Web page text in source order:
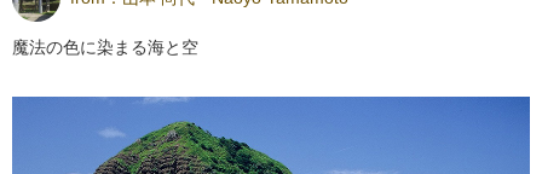
魔法の色に染まる海と空